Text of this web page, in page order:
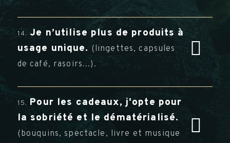
14. Je n’utilise plus de produits à
usage unique. (lingettes, capsules
de café, rasoirs...).
15. Pour les cadeaux, j'opte pour
la sobriété et le dématérialisé.
(bouquins, spectacle, livre et musique